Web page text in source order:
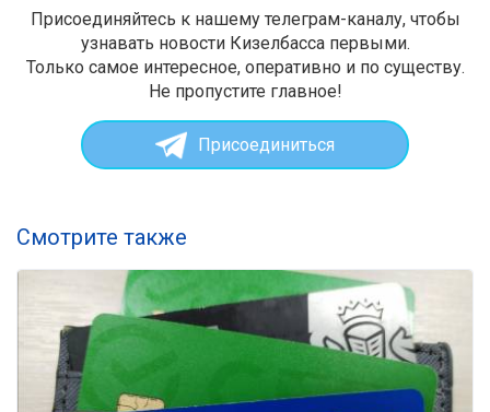
Присоединяйтесь к нашему телеграм-каналу, чтобы
узнавать новости Кизелбасса первыми.
Только самое интересное, оперативно и по существу.
Не пропустите главное!
Присоединиться
Смотрите также